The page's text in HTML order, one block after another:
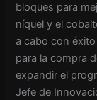
bloques para
níquel y el
a cabo con
para la compra
expandir el
Jefe de